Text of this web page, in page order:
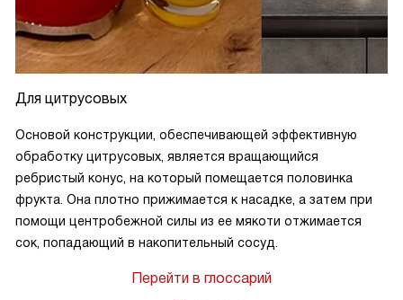
Для цитрусовых
Основой конструкции, обеспечивающей эффективную
обработку цитрусовых, является вращающийся
ребристый конус, на который помещается половинка
фрукта. Она плотно прижимается к насадке, а затем при
помощи центробежной силы из ее мякоти отжимается
сок, попадающий в накопительный сосуд.
Перейти в глоссарий